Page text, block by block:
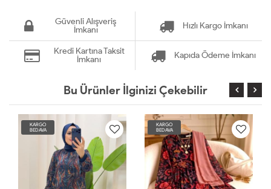
Güvenli Alışveriş
İmkanı
Hızlı Kargo İmkanı
Kredi Kartına Taksit
İmkanı
Kapıda Ödeme İmkanı
Bu Ürünler İlginizi Çekebilir
KARGO
BEDAVA
KARGO
BEDAVA